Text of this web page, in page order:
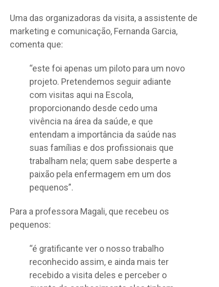
Uma das organizadoras da visita, a assistente de
marketing e comunicação, Fernanda Garcia,
comenta que:
“este foi apenas um piloto para um novo
projeto. Pretendemos seguir adiante
com visitas aqui na Escola,
proporcionando desde cedo uma
vivência na área da saúde, e que
entendam a importância da saúde nas
suas famílias e dos profissionais que
trabalham nela; quem sabe desperte a
paixão pela enfermagem em um dos
pequenos”.
Para a professora Magali, que recebeu os
pequenos:
“é gratificante ver o nosso trabalho
reconhecido assim, e ainda mais ter
recebido a visita deles e perceber o